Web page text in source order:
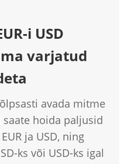
i USD
varjatud
avada mitme
hoida paljusid
ja USD, ning
ks või USD-ks igal